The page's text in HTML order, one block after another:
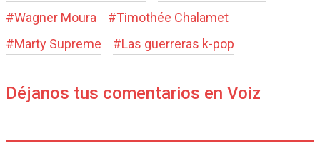
#Wagner Moura #Timothée Chalamet
#Marty Supreme #Las guerreras k-pop
Déjanos tus comentarios en Voiz